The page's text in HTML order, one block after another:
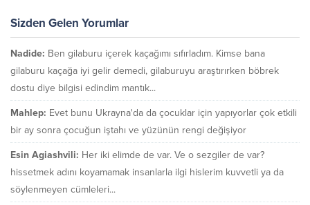
Sizden Gelen Yorumlar
Nadide: Ben gilaburu içerek kaçağımı sıfırladım. Kimse bana
gilaburu kaçağa iyi gelir demedi, gilaburuyu araştırırken böbrek
dostu diye bilgisi edindim mantık...
Mahlep: Evet bunu Ukrayna'da da çocuklar için yapıyorlar çok etkili
bir ay sonra çocuğun iştahı ve yüzünün rengi değişiyor
Esin Agiashvili: Her iki elimde de var. Ve o sezgiler de var?
hissetmek adını koyamamak insanlarla ilgi hislerim kuvvetli ya da
söylenmeyen cümleleri...